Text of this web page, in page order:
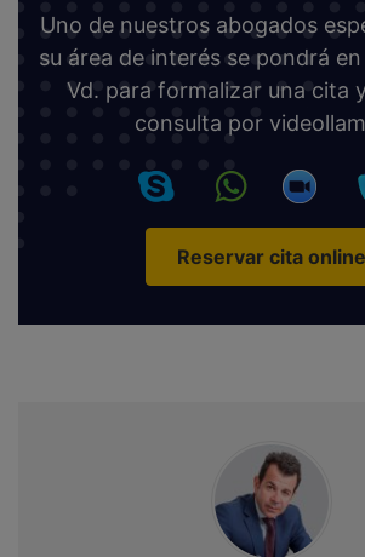
Uno de nuestros abogados
su área de interés se pondrá
Vd. para formalizar una cita
consulta por
Reservar cita online